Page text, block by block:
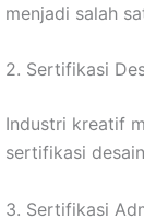
menjadi salah
2. Sertifikasi
Industri kreatif
sertifikasi
3. Sertifikasi